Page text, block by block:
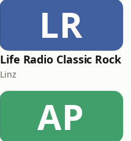
LR
Life Radio Classic Rock
Linz
AP